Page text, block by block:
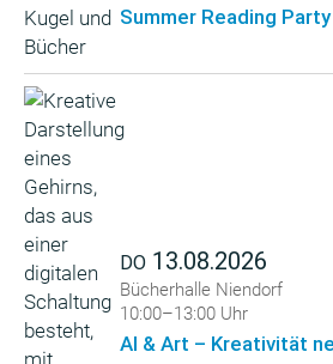
Summer Reading Party
DO 13.08.2026
Bücherhalle Niendorf
10:00–13:00 Uhr
AI & Art – Kreativität